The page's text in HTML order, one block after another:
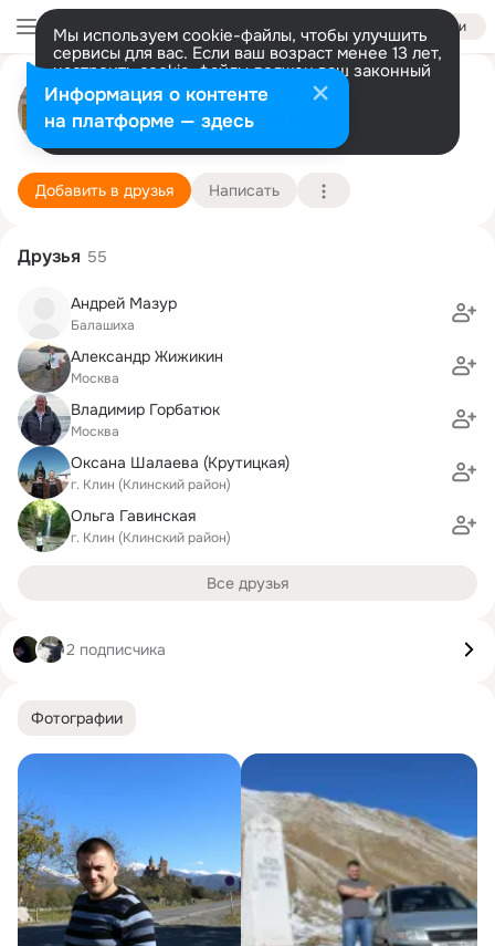
Войти
Мы используем cookie-файлы, чтобы улучшить
сервисы для вас. Если ваш возраст менее 13 лет,
настроить cookie-файлы должен ваш законный
представитель. Больше информации
Разрешить все Настроить
Сергей Мазур
Москва, Балашиха
Школа "Юность"
Подробнее
Добавить в друзья Написать
Фотографии
Друзья 55
Андрей Мазур
Балашиха
Александр Жижикин
Москва
Владимир Горбатюк
Москва
Оксана Шалаева (Крутицкая)
г. Клин (Клинский район)
Ольга Гавинская
г. Клин (Клинский район)
Все друзья
2 подписчика
Информация о контенте
на платформе — здесь